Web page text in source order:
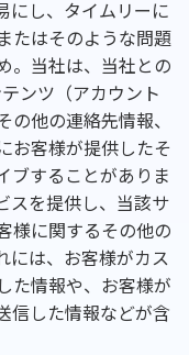
にし、タイムリーに
たはそのような問題
。当社は、当社との
ンツ（アカウント
他の連絡先情報、
お客様が提供したそ
ブすることがありま
スを提供し、当該サ
様に関するその他の
には、お客様がカス
た情報や、お客様が
信した情報などが含